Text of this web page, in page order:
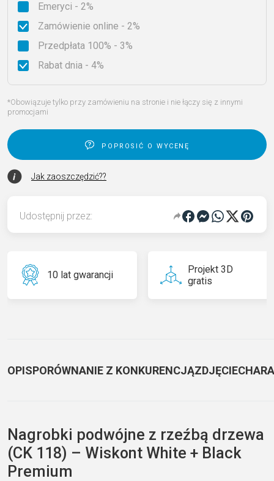
Emeryci - 2%
Zamówienie online - 2%
Przedpłata 100% - 3%
Rabat dnia - 4%
*Obowiązuje tylko przy zamówieniu na stronie i nie łączy się z innymi
promocjami
poprosić o wycenę
Jak zaoszczędzić??
Udostępnij przez:
10 lat gwarancji
Projekt 3D
gratis
OPISPORÓWNANIE Z KONKURENCJĄZDJĘCIE
Nagrobki podwójne z rzeźbą drzewa
(CK 118) – Wiskont White + Black
Premium